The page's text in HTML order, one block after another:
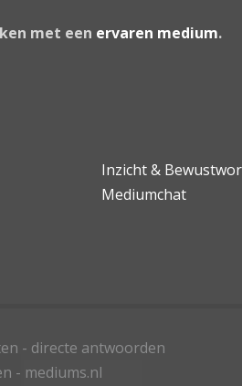
met een ervaren medium.
Inzicht &
Mediumchat
- directe antwoorden
- mediums.nl